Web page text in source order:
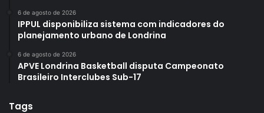
6 de agosto de 2026
IPPUL disponibiliza sistema com indicadores do
planejamento urbano de Londrina
6 de agosto de 2026
APVE Londrina Basketball disputa Campeonato
Brasileiro Interclubes Sub-17
Tags